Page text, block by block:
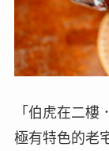
「伯虎在二樓
極有特色的老